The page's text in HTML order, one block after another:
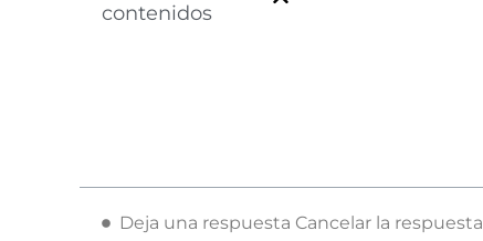
contenidos
Deja una respuesta Cancelar la respuesta